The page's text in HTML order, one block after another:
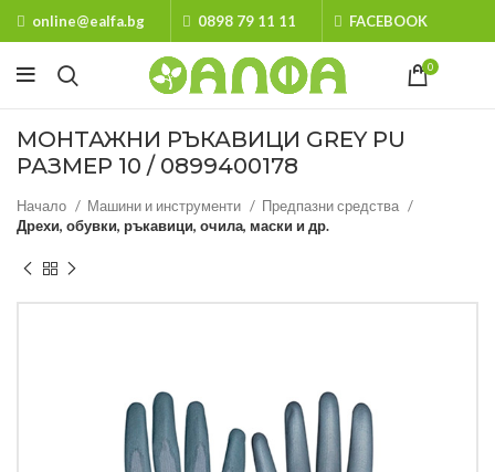
online@ealfa.bg 0898 79 11 11 FACEBOOK
0
МОНТАЖНИ РЪКАВИЦИ GREY PU
РАЗМЕР 10 / 0899400178
Начало Машини и инструменти
Предпазни средства
Дрехи, обувки, ръкавици, очила, маски и др.